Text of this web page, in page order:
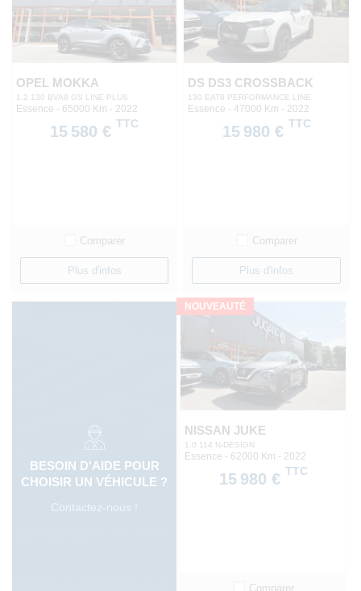
OPEL MOKKA
1.2 130 BVA8 GS LINE PLUS
Essence - 65000 Km - 2022
15 580 € TTC
Comparer
Plus d'infos
DS DS3 CROSSBACK
130 EAT8 PERFORMANCE LINE
Essence - 47000 Km - 2022
15 980 € TTC
Comparer
Plus d'infos
BESOIN D'AIDE POUR
CHOISIR UN VÉHICULE ?
Contactez-nous !
NOUVEAUTÉ
NISSAN JUKE
1.0 114 N-DESIGN
Essence - 62000 Km - 2022
15 980 € TTC
Comparer